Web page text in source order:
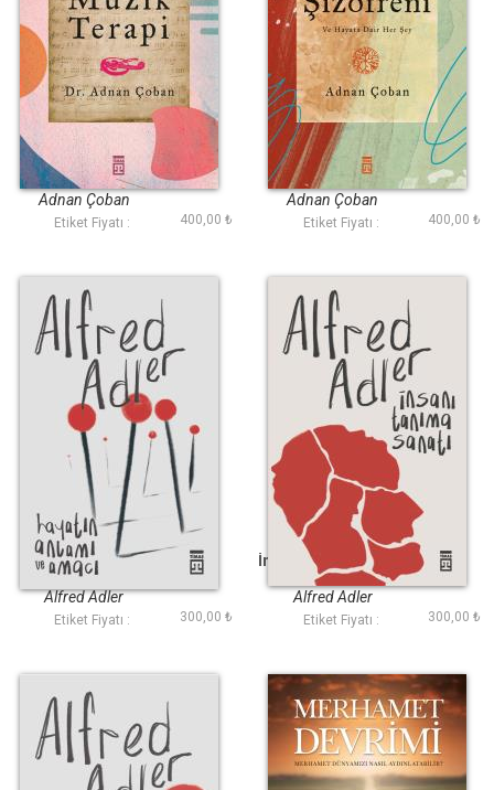
Müzik Terapi
Adnan Çoban
Etiket Fiyatı : 400,00 ₺
Şizofreni
Adnan Çoban
Etiket Fiyatı : 400,00 ₺
Hayatın Anlamı ve
Amacı
Alfred Adler
Etiket Fiyatı : 300,00 ₺
İnsanı Tanıma Sanatı
Alfred Adler
Etiket Fiyatı : 300,00 ₺